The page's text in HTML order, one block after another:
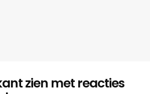
zien met reacties